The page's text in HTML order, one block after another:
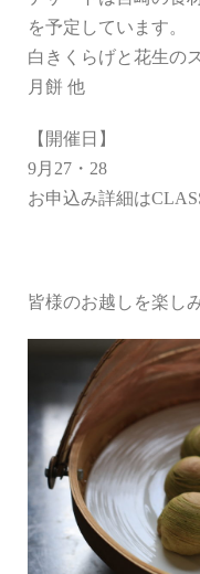
を予定しています。
白きくらげと花生の
月餅 他
【開催日】
9月27・28
お申込み詳細は
皆様のお越しを楽し